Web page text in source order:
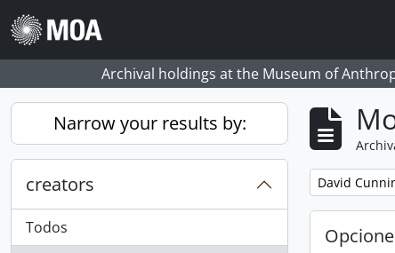
Skip to main content
Archival holdings at the Museum of
Narrow your results by:
creators
Todos
Remove
David